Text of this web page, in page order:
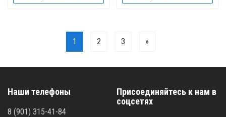
1 2 3 »
Наши телефоны
8 (901) 315-41-84
Присоединяйтесь к нам в
соцсетях